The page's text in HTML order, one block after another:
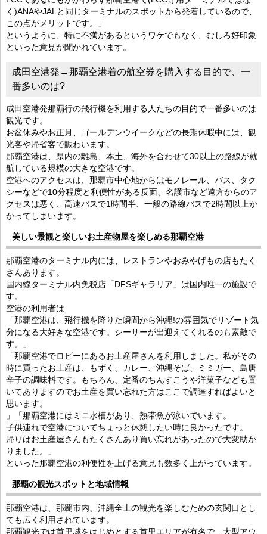
く)ANAやJALと同じターミナルのスポットから発着しているので、
この点がメリットです。」
というように、特に不満があるというワケでもなく、むしろ好印象
といった意見が聞かれています。
成田空港発→那覇空港着の航空券を購入する目的で、一
番多いのは?
成田空港発那覇行の飛行機を利用する人たちの目的で一番多いのは
観光です。
お盆休みやお正月、ゴールデンウイークなどの長期休暇中には、観
光客や帰省客で賑わいます。
那覇空港は、県内の離島、本土、海外を合わせて30以上の路線が就
航している規模の大きな空港です。
空港へのアクセスは、那覇市中心地からはモノレール、バス、タク
シーなどで10分程度と利便性がある反面、名護市など遠方からのア
クセスは悪く、高速バスで1時間半、一般の路線バスで2時間以上か
かってしまいます。
美しい景観と楽しいお土産物屋を楽しめる那覇空港
那覇空港のターミナル内には、レストランやおみやげもの店もたく
さんあります。
国内線ターミナル内免税店「DFSギャラリア」は国内唯一の施設で
す。
空港の利用者は
「那覇空港は、飛行機を降りた瞬間から沖縄!の雰囲気でリゾート気
分になる大好きな空港です。シーサーが出迎えてくれるのも素敵で
す。」
「那覇空港でロビーにあるお土産屋さんを利用しました。私がその
時に買ったお土産は、もずく、カレー、沖縄そば、ミミガー、島唐
辛子の調味料です。もちろん、定番のちんすこうや洋菓子なども置
いてありますのでお土産を買い忘れた方はここで調達すればよいと
思います。
」「那覇空港にはミニ水槽があり、熱帯魚が泳いでいます。
子供連れで空港についてちょっと休憩したい時に良かったです。
帰りはお土産屋さんもたくさんあり買い忘れがあったので大変助か
りました。」
といった那覇空港の利便性を上げる意見も数多く上がっています。
那覇の観光スポットと地域情報
那覇空港は、那覇市内、沖縄全土の観光を楽しむための玄関口とし
ても広く利用されています。
那覇観光では首里城をはじめとする首里エリアが有名で、大型アウ